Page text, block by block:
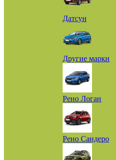
Датсун
Другие марки
Рено Логан
Рено Сандеро